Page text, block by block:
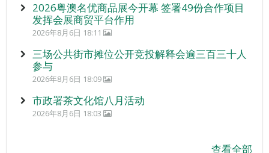
2026粤澳名优商品展今开幕 签署49份合作项目
发挥会展商贸平台作用
2026年8月6日 18:11
三场公共街市摊位公开竞投解释会逾三百三十人
参与
2026年8月6日 18:09
市政署茶文化馆八月活动
2026年8月6日 18:03
查看全部